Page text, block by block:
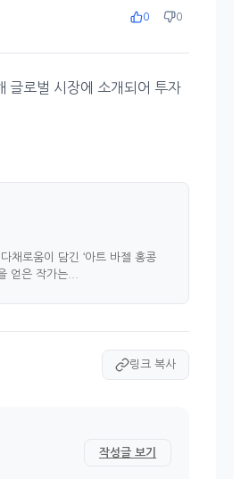
0 0
글로벌 시장에 소개되어 투자
채로움이 담긴 ‘아트 바젤 홍콩
얻은 작가는...
링크 복사
작성글 보기